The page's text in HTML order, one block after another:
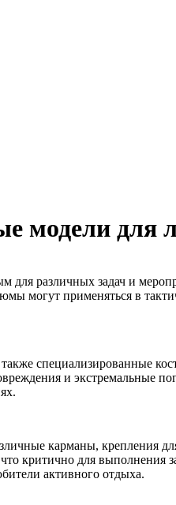
модели для
различных задач и
могут применяться в
специализированные
и экстремальные
карманы, крепления
критично для выполнения
активного отдыха.